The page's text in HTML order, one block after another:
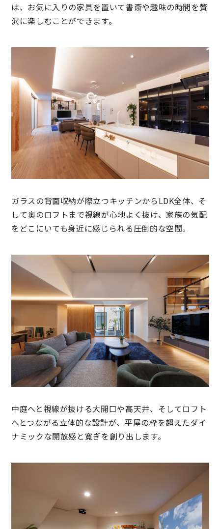
は、お気に入りの家具を置いて書斎や趣味の時間を贅
沢に楽しむことができます。
ガラスの背面収納が際立つキッチンからLDK全体、そ
して奥のロフトまで視線が心地よく抜け、家族の気配
をどこにいても身近に感じられる圧倒的な空間。
中庭へと視線が抜ける大開口や高天井、そしてロフト
へとつながる立体的な設計が、平屋の枠を超えたダイ
ナミックな開放感と寛ぎを創り出します。